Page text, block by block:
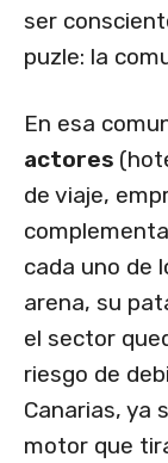
ser
puzle: la
En esa
actores
de viaje,
cada uno de
arena, su
el sector
riesgo de
Canarias, ya
motor que